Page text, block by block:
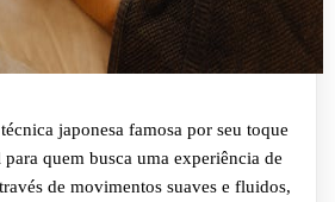
japonesa famosa por seu toque
quem busca uma experiência de
de movimentos suaves e fluidos,